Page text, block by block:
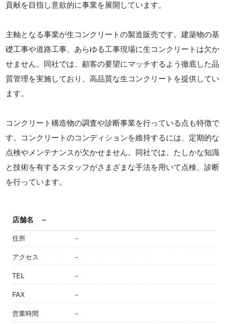
貢献を目指し意欲的に事業を展開しています。
主軸となる事業が生コンクリートの製造販売です。建築物の基
礎工事や道路工事、あらゆる工事現場に生コンクリートは欠か
せません。同社では、顧客の要望にマッチするよう徹底した品
質管理を実施しており、高品質な生コンクリートを提供してい
ます。
コンクリート構造物の調査や診断事業を行っている点も特徴で
す。コンクリートのコンディションを維持するには、定期的な
点検やメンテナンスが欠かせません。同社では、たしかな知識
と技術を有するスタッフがさまざまな手法を用いて点検、診断
を行っています。
店舗名 －
住所 －
アクセス －
TEL －
FAX －
営業時間 －